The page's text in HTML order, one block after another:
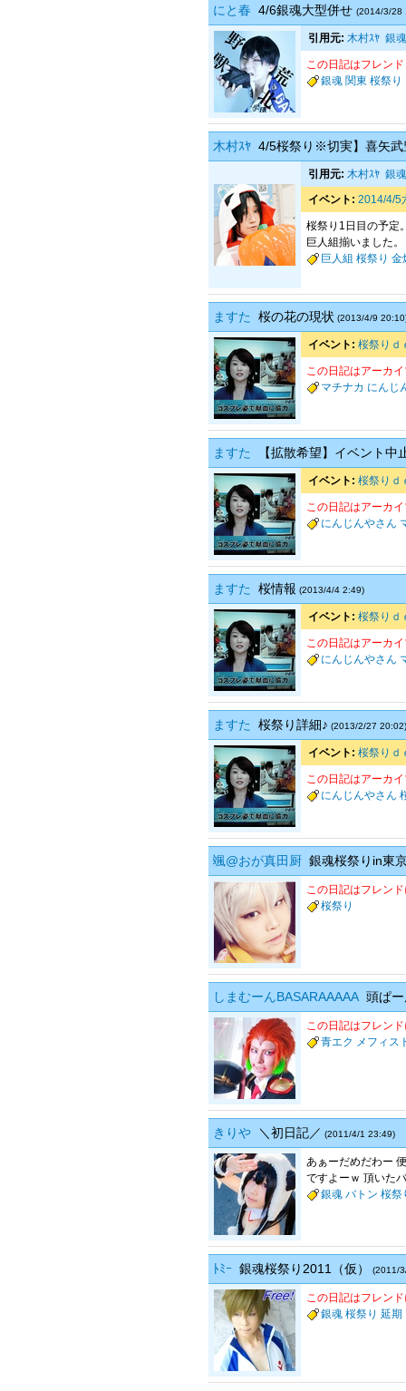
にと春 4/6銀魂大型併せ (2014/3/28
引用元: 木村ｽﾔ 銀
この日記はフレン
銀魂 関東 桜祭り
木村ｽﾔ 4/5桜祭り※切実】喜矢武
引用元: 木村ｽﾔ 銀
イベント: 2014/4/5
桜祭り1日目の予
巨人組揃いました
巨人組 桜祭り 金
ますた 桜の花の現状 (2013/4/9
イベント: 桜祭りｄ
この日記はアーカ
マチナカ にんじ
ますた 【拡散希望】イベント中
イベント: 桜祭りｄ
この日記はアーカ
にんじんやさん
ますた 桜情報 (2013/4/4 2:49)
イベント: 桜祭りｄ
この日記はアーカ
にんじんやさん
ますた 桜祭り詳細♪ (2013/2/27 20:02)
イベント: 桜祭りｄ
この日記はアーカ
にんじんやさん
颯@おが真田厨 銀魂桜祭りin東
この日記はフレン
桜祭り
しまむーんBASARAAAAA 頭ぱ
この日記はフレン
青エク メフィス
きりや ＼初日記／ (2011/4/1 23:49)
あぁーだめだわー
ですよーｗ 頂いた
銀魂 バトン 桜祭
ﾄﾐｰ 銀魂桜祭り2011（仮） (2011/
この日記はフレン
銀魂 桜祭り 延期